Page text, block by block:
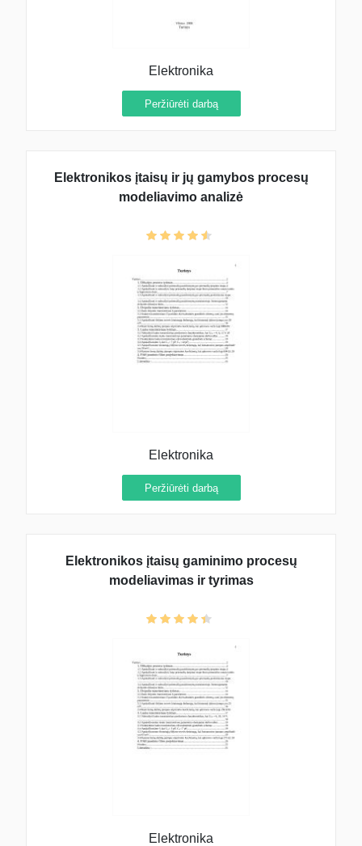
Elektronika
Peržiūrėti darbą
Elektronikos įtaisų ir jų gamybos procesų
modeliavimo analizė
Elektronika
Peržiūrėti darbą
Elektronikos įtaisų gaminimo procesų
modeliavimas ir tyrimas
Elektronika